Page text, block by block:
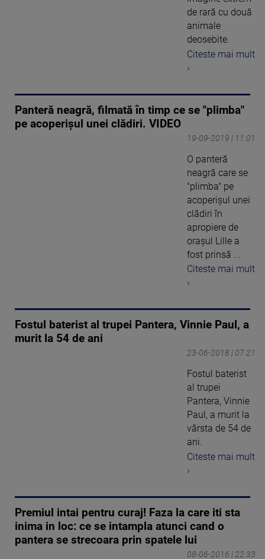
de rară cu două
animale
deosebite.
Citeste mai mult
›
Panteră neagră, filmată în timp ce se "plimba"
pe acoperişul unei clădiri. VIDEO
19-09-2019 | 11:01
O panteră
neagră care se
"plimba" pe
acoperişul unei
clădiri în
apropiere de
oraşul Lille a
fost prinsă ...
Citeste mai mult
›
Fostul baterist al trupei Pantera, Vinnie Paul, a
murit la 54 de ani
23-06-2018 | 07:21
Fostul baterist
al trupei
Pantera, Vinnie
Paul, a murit la
vârsta de 54 de
ani.
Citeste mai mult
›
Premiul intai pentru curaj! Faza la care iti sta
inima in loc: ce se intampla atunci cand o
pantera se strecoara prin spatele lui
08-06-2016 | 22:33